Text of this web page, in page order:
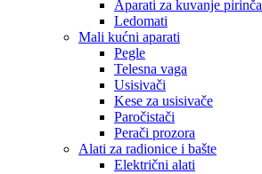
Aparati za kuvanje pirinča
Ledomati
Mali kućni aparati
Pegle
Telesna vaga
Usisivači
Kese za usisivače
Paročistači
Perači prozora
Alati za radionice i bašte
Električni alati